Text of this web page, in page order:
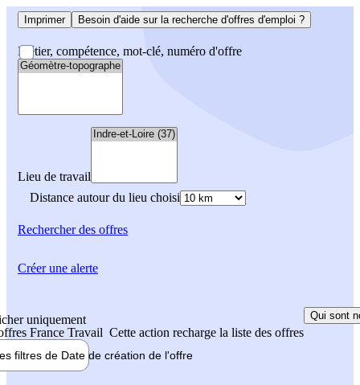
Imprimer Besoin d'aide sur la recherche d'offres d'emploi ?
Métier, compétence, mot-clé, numéro d'offre
Lieu de travail
Distance autour du lieu choisi
Rechercherdes offres
uniquement
France Travail Cette action recharge la liste des offres
Qui sont
filtres de Date de création de l'offre
Créer une alerte